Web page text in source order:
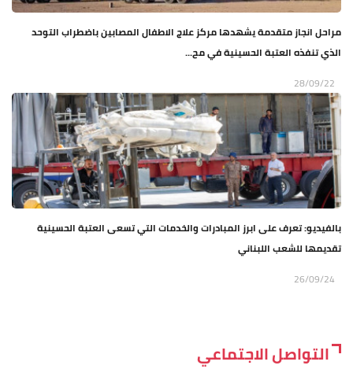
مراحل انجاز متقدمة يشهدها مركز علاج الاطفال المصابين باضطراب التوحد
الذي تنفذه العتبة الحسينية في مح...
28/09/22
بالفيديو: تعرف على ابرز المبادرات والخدمات التي تسعى العتبة الحسينية
تقديمها للشعب اللبناني
26/09/24
التواصل الاجتماعي